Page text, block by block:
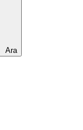
Ara